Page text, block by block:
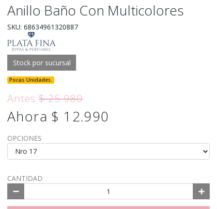
Anillo Baño Con Multicolores
SKU: 68634961320887
Stock por sucursal
Pocas Unidades.
Antes$ 25.980
Ahora $ 12.990
OPCIONES
CANTIDAD